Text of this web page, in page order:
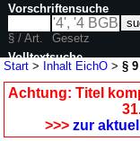
Start > Inhalt EichO >§ 9
Achtung: Titel
>>> zur
Vorschriftensuche
§ / Art.
Gesetz
Volltextsuche
nur in EichO